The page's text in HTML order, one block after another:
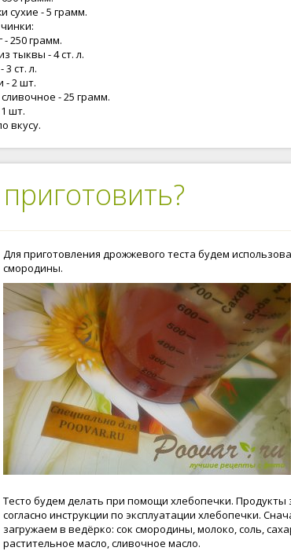
сухие - 5 грамм.
- 250 грамм.
тыквы - 4 ст. л.
3 ст. л.
- 2 шт.
- 25 грамм.
шт.
вкусу.
Для приготовления дрожжевого теста будем
смородины.
Тесто будем делать при помощи хлебопечки. Продукты
согласно инструкции по эксплуатации хлебопечки.
загружаем в ведёрко: сок смородины, молоко, соль,
растительное масло, сливочное масло.